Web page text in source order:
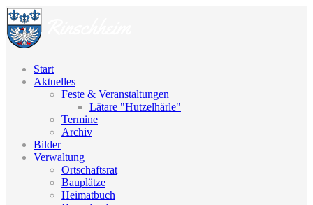
Start
Aktuelles
Feste & Veranstaltungen
Lätare "Hutzelhärle"
Termine
Archiv
Bilder
Verwaltung
Ortschaftsrat
Bauplätze
Heimatbuch